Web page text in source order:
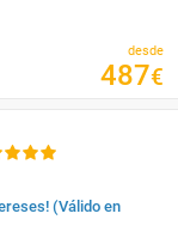
desde
487€
(Válido en